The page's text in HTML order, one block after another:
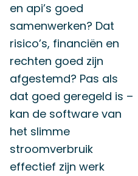
en api’s goed
samenwerken? Dat
risico’s, financiën en
rechten goed zijn
afgestemd? Pas als
dat goed geregeld is –
kan de software van
het slimme
stroomverbruik
effectief zijn werk